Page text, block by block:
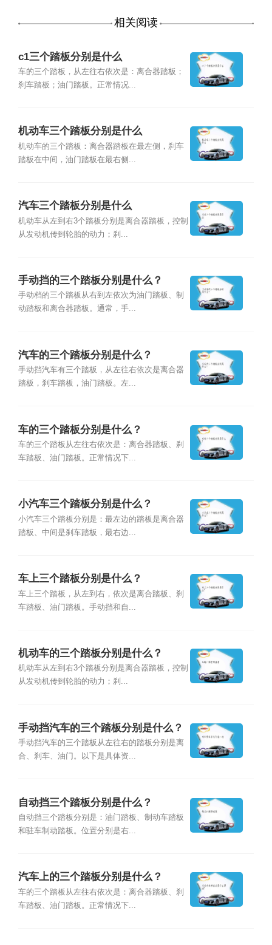
相关阅读
c1三个踏板分别是什么
车的三个踏板，从左往右依次是：离合器踏板；
刹车踏板；油门踏板。正常情况...
机动车三个踏板分别是什么
机动车的三个踏板：离合器踏板在最左侧，刹车
踏板在中间，油门踏板在最右侧...
汽车三个踏板分别是什么
机动车从左到右3个踏板分别是离合器踏板，控制
从发动机传到轮胎的动力；刹...
手动挡的三个踏板分别是什么？
手动档的三个踏板从右到左依次为油门踏板、制
动踏板和离合器踏板。通常，手...
汽车的三个踏板分别是什么？
手动挡汽车有三个踏板，从左往右依次是离合器
踏板，刹车踏板，油门踏板。左...
车的三个踏板分别是什么？
车的三个踏板从左往右依次是：离合器踏板、刹
车踏板、油门踏板。正常情况下...
小汽车三个踏板分别是什么？
小汽车三个踏板分别是：最左边的踏板是离合器
踏板、中间是刹车踏板，最右边...
车上三个踏板分别是什么？
车上三个踏板，从左到右，依次是离合踏板、刹
车踏板、油门踏板。手动挡和自...
机动车的三个踏板分别是什么？
机动车从左到右3个踏板分别是离合器踏板，控制
从发动机传到轮胎的动力；刹...
手动挡汽车的三个踏板分别是什么？
手动挡汽车的三个踏板从左往右的踏板分别是离
合、刹车、油门。以下是具体资...
自动挡三个踏板分别是什么？
自动挡三个踏板分别是：油门踏板、制动车踏板
和驻车制动踏板。位置分别是右...
汽车上的三个踏板分别是什么？
车的三个踏板从左往右依次是：离合器踏板、刹
车踏板、油门踏板。正常情况下...